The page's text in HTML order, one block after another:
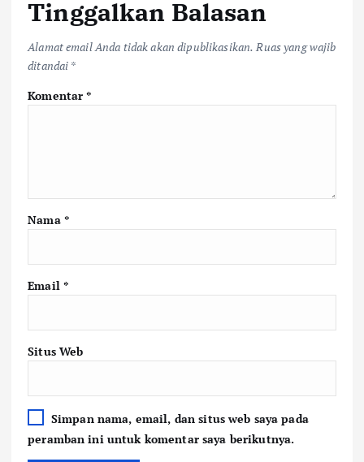
Tinggalkan Balasan
Alamat email Anda tidak akan dipublikasikan. Ruas yang wajib
ditandai *
Komentar*
Nama *
Email *
Situs Web
Simpan nama, email, dan situs web saya pada
peramban ini untuk komentar saya berikutnya.